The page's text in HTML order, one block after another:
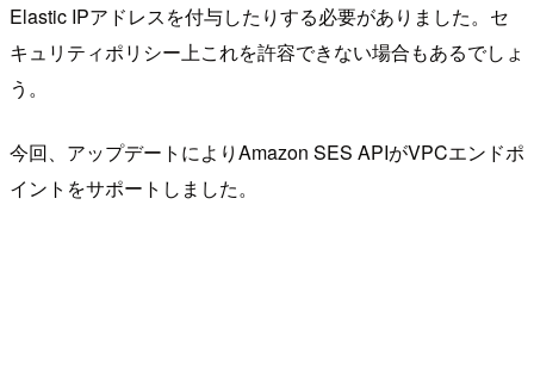
Elastic IPアドレスを付与したりする必要がありました。セ
キュリティポリシー上これを許容できない場合もあるでしょ
う。
今回、アップデートによりAmazon SES APIがVPCエンドポ
イントをサポートしました。